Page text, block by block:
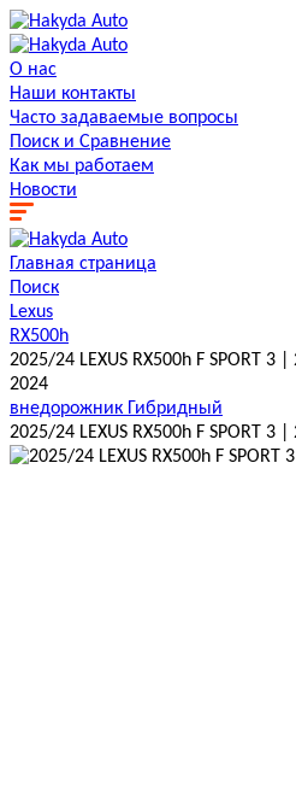
О нас
Наши контакты
Часто задаваемые вопросы
Поиск и Сравнение
Как мы работаем
Новости
Главная страница
Поиск
Lexus
RX500h
2025/24 LEXUS RX500h F SPORT 3 |
2024
внедорожник Гибридный
2025/24 LEXUS RX500h F SPORT 3 |